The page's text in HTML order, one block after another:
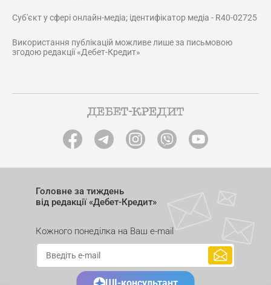
Суб'єкт у сфері онлайн-медіа; ідентифікатор медіа - R40-02725
Використання публікацій можливе лише за письмовою
згодою редакції «Дебет-Кредит»
Головне за тиждень
від редакції «Дебет-Кредит»
Кожного понеділка на Ваш e-mail